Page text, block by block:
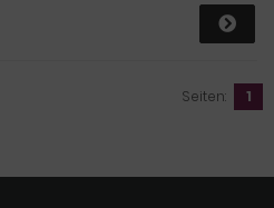
Seiten: 1